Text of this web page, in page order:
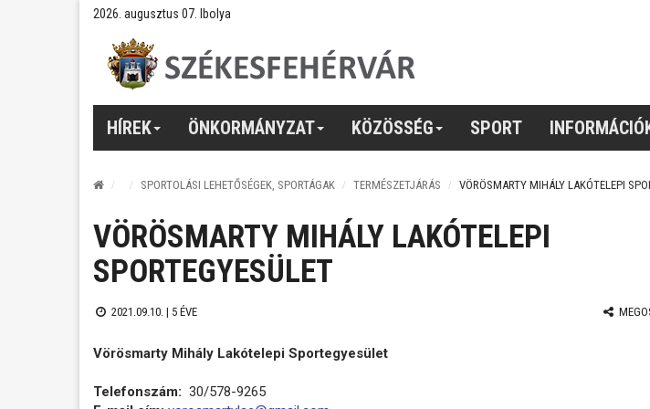
2026. augusztus 07. Ibolya
HÍREK ÖNKORMÁNYZAT KÖZÖSSÉG SPORT
SPORTOLÁSI LEHETŐSÉGEK, SPORTÁGAK TERMÉSZETJÁRÁS VÖRÖSMARTY MIHÁLY LAKÓTELEPI
VÖRÖSMARTY MIHÁLY LAKÓTELEPI
SPORTEGYESÜLET
2021.09.10. | 5 ÉVE
Vörösmarty Mihály Lakótelepi Sportegyesület
Telefonszám: 30/578-9265